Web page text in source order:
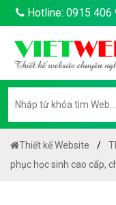
Hotline: 0915 406
Thiết kế Website
phục học sinh cao cấp,